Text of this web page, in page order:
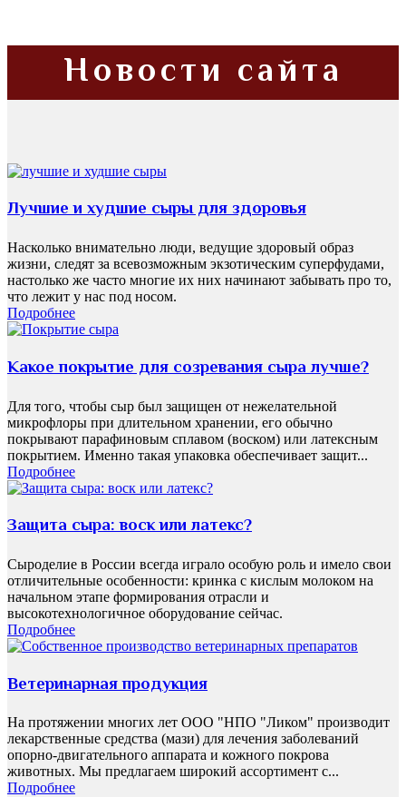
Новости сайта
Лучшие и худшие сыры для здоровья
Насколько внимательно люди, ведущие здоровый образ
жизни, следят за всевозможным экзотическим суперфудами,
настолько же часто многие их них начинают забывать про то,
что лежит у нас под носом.
Подробнее
Какое покрытие для созревания сыра лучше?
Для того, чтобы сыр был защищен от нежелательной
микрофлоры при длительном хранении, его обычно
покрывают парафиновым сплавом (воском) или латексным
покрытием. Именно такая упаковка обеспечивает защит...
Подробнее
Защита сыра: воск или латекс?
Сыроделие в России всегда играло особую роль и имело свои
отличительные особенности: кринка с кислым молоком на
начальном этапе формирования отрасли и
высокотехнологичное оборудование сейчас.
Подробнее
Ветеринарная продукция
На протяжении многих лет ООО "НПО "Ликом" производит
лекарственные средства (мази) для лечения заболеваний
опорно-двигательного аппарата и кожного покрова
животных. Мы предлагаем широкий ассортимент с...
Подробнее